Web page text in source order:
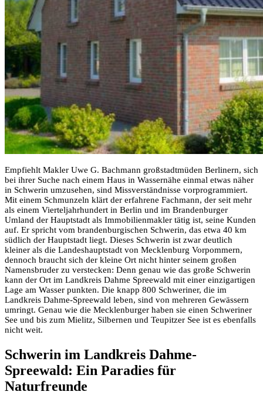
Empfiehlt Makler Uwe G. Bachmann großstadtmüden Berlinern, sich
bei ihrer Suche nach einem Haus in Wassernähe einmal etwas näher
in Schwerin umzusehen, sind Missverständnisse vorprogrammiert.
Mit einem Schmunzeln klärt der erfahrene Fachmann, der seit mehr
als einem Vierteljahrhundert in Berlin und im Brandenburger
Umland der Hauptstadt als Immobilienmakler tätig ist, seine Kunden
auf. Er spricht vom brandenburgischen Schwerin, das etwa 40 km
südlich der Hauptstadt liegt. Dieses Schwerin ist zwar deutlich
kleiner als die Landeshauptstadt von Mecklenburg Vorpommern,
dennoch braucht sich der kleine Ort nicht hinter seinem großen
Namensbruder zu verstecken: Denn genau wie das große Schwerin
kann der Ort im Landkreis Dahme Spreewald mit einer einzigartigen
Lage am Wasser punkten. Die knapp 800 Schweriner, die im
Landkreis Dahme-Spreewald leben, sind von mehreren Gewässern
umringt. Genau wie die Mecklenburger haben sie einen Schweriner
See und bis zum Mielitz, Silbernen und Teupitzer See ist es ebenfalls
nicht weit.
Schwerin im Landkreis Dahme-
Spreewald: Ein Paradies für
Naturfreunde